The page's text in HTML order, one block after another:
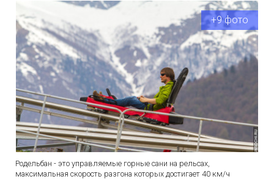
+9 фото
Родельбан - это управляемые горные сани на рельсах,
максимальная скорость разгона которых достигает 40 км/ч